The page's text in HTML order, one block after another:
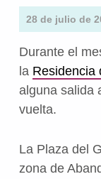
28 de julio de
Durante el
la Residencia
alguna salida
vuelta.
La Plaza del
zona de